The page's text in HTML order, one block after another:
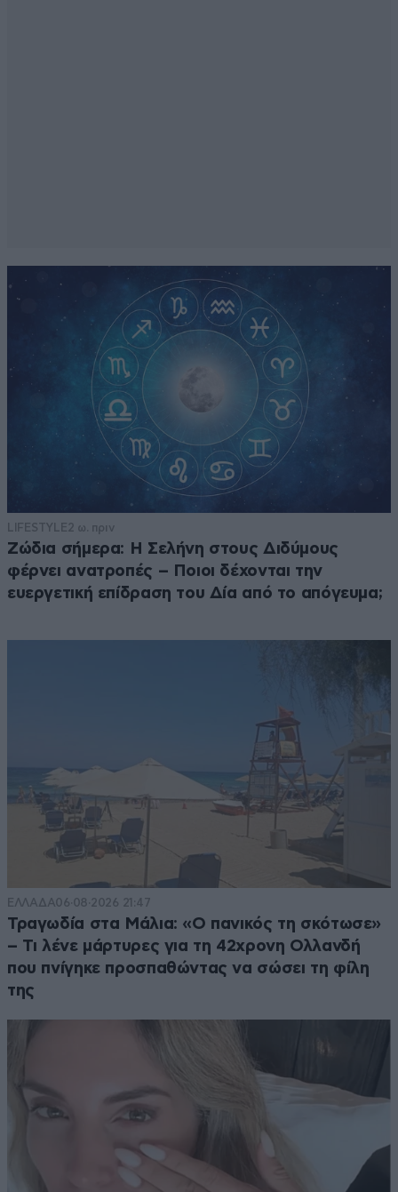
LIFESTYLE2 ω. πριν
Ζώδια σήμερα: Η Σελήνη στους Διδύμους
φέρνει ανατροπές – Ποιοι δέχονται την
ευεργετική επίδραση του Δία από το απόγευμα;
ΕΛΛΑΔΑ06·08·2026 21:47
Τραγωδία στα Μάλια: «Ο πανικός τη σκότωσε»
– Τι λένε μάρτυρες για τη 42χρονη Ολλανδή
που πνίγηκε προσπαθώντας να σώσει τη φίλη
της